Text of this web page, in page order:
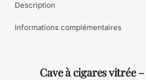
Description
Informations complémentaires
Cave à cigares vitrée –